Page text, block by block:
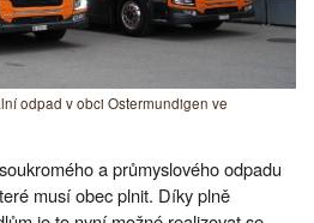
odpad v obci Ostermundigen ve
a průmyslového odpadu
musí obec plnit. Díky plně